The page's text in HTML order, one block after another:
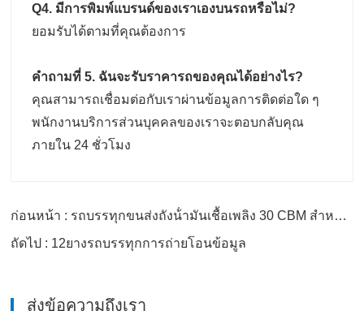
Q4. มีการพิมพ์แบรนด์ของเราเองบนรถหรือไม่?
ยอมรับได้ตามที่คุณต้องการ
คําถามที่ 5. ฉันจะรับราคารถของคุณได้อย่างไร?
คุณสามารถเชื่อมต่อกับเราผ่านข้อมูลการติดต่อใด ๆ
พนักงานบริการส่วนบุคคลของเราจะตอบกลับคุณ
ภายใน 24 ชั่วโมง
ก่อนหน้า : รถบรรทุกขนส่งถังน้ํามันเชื้อเพลิง 30 CBM สําหรับน้ํามันที่แตกต่างกัน
ถัดไป : 12ยางรถบรรทุกการถ่ายโอนข้อมูล
ส่งข้อความถึงเรา